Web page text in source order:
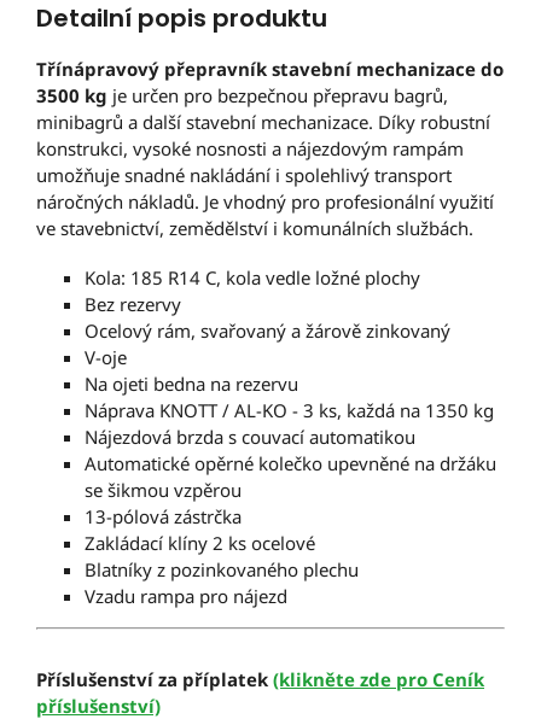
Detailní popis produktu
Třínápravový přepravník stavební mechanizace do
3500 kg je určen pro bezpečnou přepravu bagrů,
minibagrů a další stavební mechanizace. Díky robustní
konstrukci, vysoké nosnosti a nájezdovým rampám
umožňuje snadné nakládání i spolehlivý transport
náročných nákladů. Je vhodný pro profesionální využití
ve stavebnictví, zemědělství i komunálních službách.
Kola: 185 R14 C, kola vedle ložné plochy
Bez rezervy
Ocelový rám, svařovaný a žárově zinkovaný
V-oje
Na ojeti bedna na rezervu
Náprava KNOTT / AL-KO - 3 ks, každá na 1350 kg
Nájezdová brzda s couvací automatikou
Automatické opěrné kolečko upevněné na držáku
se šikmou vzpěrou
13-pólová zástrčka
Zakládací klíny 2 ks ocelové
Blatníky z pozinkovaného plechu
Vzadu rampa pro nájezd
Příslušenství za příplatek (klikněte zde pro Ceník
příslušenství)